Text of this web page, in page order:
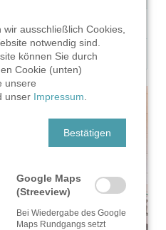
ausschließlich Cookies,
notwendig sind.
können Sie durch
Cookie (unten)
unsere
unser Impressum
Bestätigen
Google Maps
(Streeview)
Bei Wiedergabe des Google
Maps Rundgangs setzt